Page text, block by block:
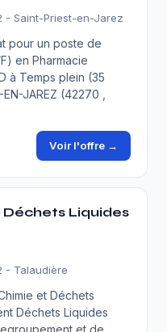
- Saint-Priest-en-Jarez
pour un poste de
en Pharmacie
à Temps plein (35
JAREZ (42270 ,
Voir l'offre →
Liquides
- Talaudière
et Déchets
Déchets Liquides
et de